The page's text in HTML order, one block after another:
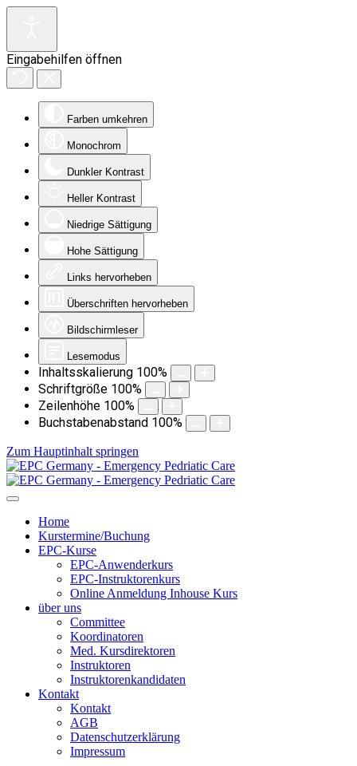
Eingabehilfen öffnen
Farben umkehren
Monochrom
Dunkler Kontrast
Heller Kontrast
Niedrige Sättigung
Hohe Sättigung
Links hervorheben
Überschriften hervorheben
Bildschirmleser
Lesemodus
Inhaltsskalierung 100%
Schriftgröße 100%
Zeilenhöhe 100%
Buchstabenabstand 100%
Zum Hauptinhalt springen
Home
Kurstermine/Buchung
EPC-Kurse
EPC-Anwenderkurs
EPC-Instruktorenkurs
Online Anmeldung Inhouse Kurs
über uns
Committee
Koordinatoren
Med. Kursdirektoren
Instruktoren
Instruktorenkandidaten
Kontakt
Kontakt
AGB
Datenschutzerklärung
Impressum